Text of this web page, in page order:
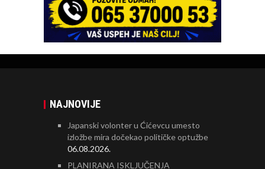
NAJNOVIJE
Japanski volonter u Ćićevcu umesto
izložbe mira dočekao političke optužbe
06.08.2026.
PLANIRANA ISKLJUČENJA